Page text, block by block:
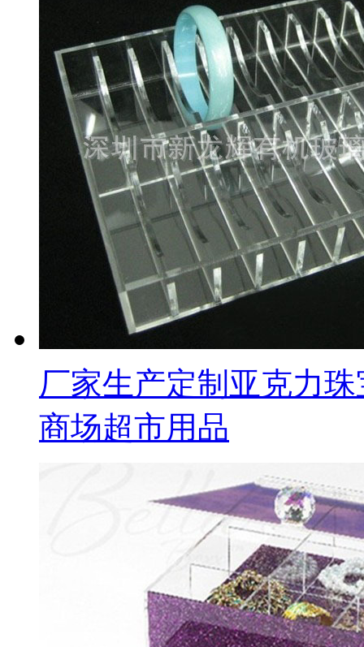
厂家生产定制亚克力
商场超市用品